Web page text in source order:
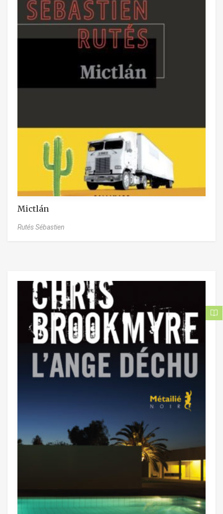
Mictlán
Rutés Sébastien